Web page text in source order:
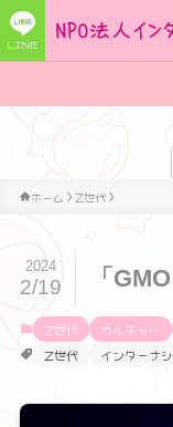
LINE
ホーム Z世代
「
2024
2/19
Z世代 カルチャー
Z世代
インターナ